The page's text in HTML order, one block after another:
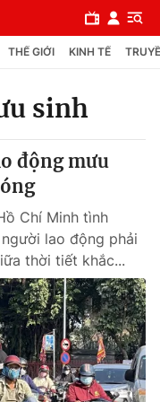
THẾ GIỚI KINH TẾ
sinh
động mưu
Chí Minh tình
lao động phải
thời tiết khắc...